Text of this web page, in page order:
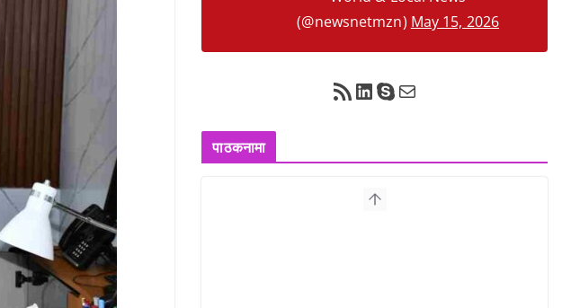
(@newsnetmzn) May 15, 2026
RSS Feed LinkedIn Skype Mail
पाठकनामा